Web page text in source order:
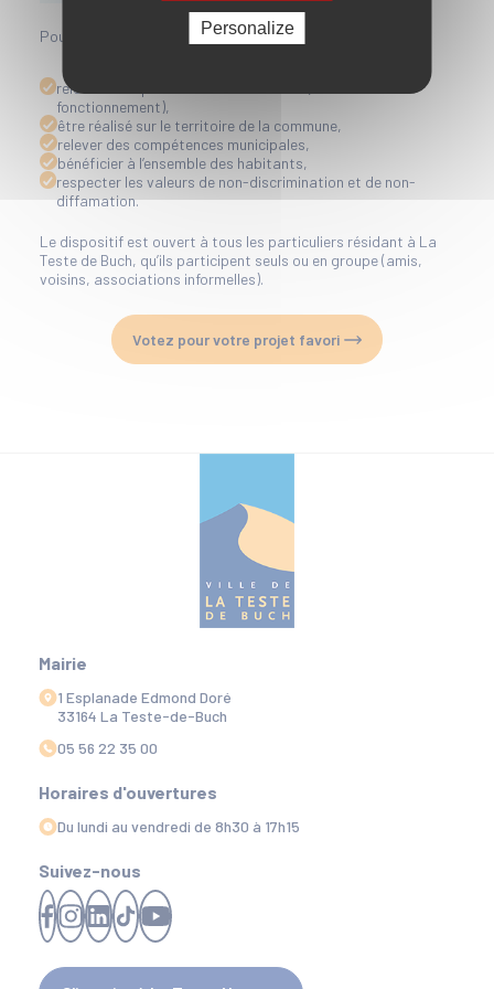
Pour être retenu, un projet doit :
relever de dépenses d’investissement (et non de
fonctionnement),
être réalisé sur le territoire de la commune,
relever des compétences municipales,
bénéficier à l’ensemble des habitants,
respecter les valeurs de non-discrimination et de non-
diffamation.
Le dispositif est ouvert à tous les particuliers résidant à La
Teste de Buch, qu’ils participent seuls ou en groupe (amis,
voisins, associations informelles).
Votez pour votre projet favori
Mairie
1 Esplanade Edmond Doré
33164 La Teste-de-Buch
05 56 22 35 00
Horaires d'ouvertures
Du lundi au vendredi de 8h30 à 17h15
Suivez-nous
Personalize